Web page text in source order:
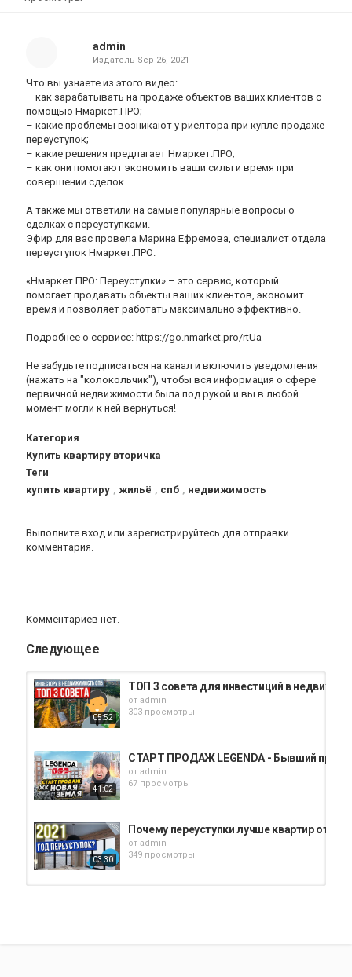
admin
Издатель Sep 26, 2021
Что вы узнаете из этого видео:
– как зарабатывать на продаже объектов ваших клиентов с
помощью Нмаркет.ПРО;
– какие проблемы возникают у риелтора при купле-продаже
переуступок;
– какие решения предлагает Нмаркет.ПРО;
– как они помогают экономить ваши силы и время при
совершении сделок.
А также мы ответили на самые популярные вопросы о
сделках с переуступками.
Эфир для вас провела Марина Ефремова, специалист отдела
переуступок Нмаркет.ПРО.
«Нмаркет.ПРО: Переуступки» – это сервис, который
помогает продавать объекты ваших клиентов, экономит
время и позволяет работать максимально эффективно.
Подробнее о сервисе: https://go.nmarket.pro/rtUa
Не забудьте подписаться на канал и включить уведомления
(нажать на "колокольчик"), чтобы вся информация о сфере
первичной недвижимости была под рукой и вы в любой
момент могли к ней вернуться!
Категория
Купить квартиру вторичка
Теги
купить квартиру , жильё , спб , недвижимость
Выполните вход или зарегистрируйтесь для отправки
комментария.
Комментариев нет.
Следующее
05:52
ТОП 3 совета для инвестиций в
от admin
303 просмотры
41:02
СТАРТ ПРОДАЖ LEGENDA - Бывший
от admin
67 просмотры
03:30
Почему переуступки лучше квартир от
от admin
349 просмотры